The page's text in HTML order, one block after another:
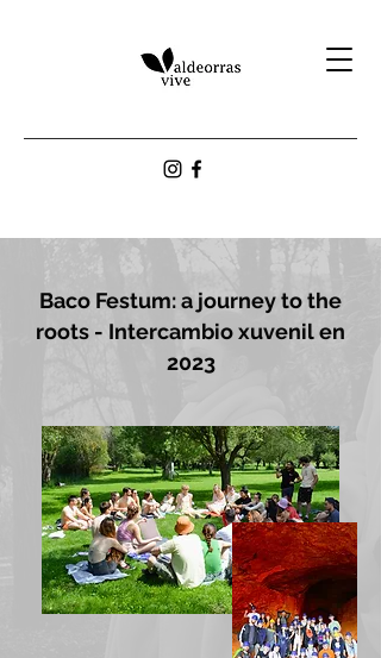
Baco Festum: a journey to the
roots - Intercambio xuvenil en
2023